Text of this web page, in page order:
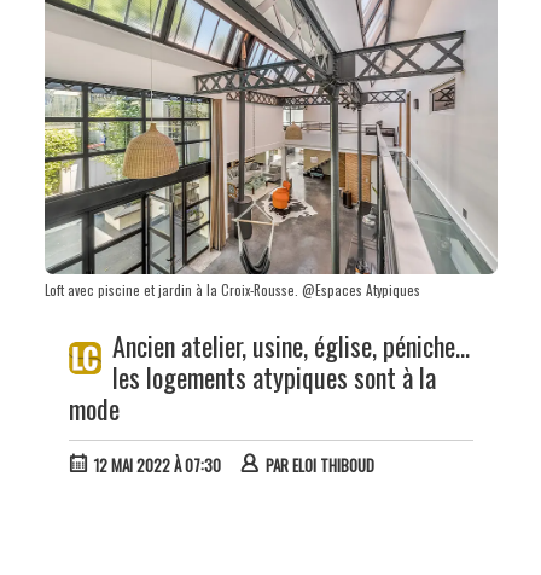
Loft avec piscine et jardin à la Croix-Rousse. @Espaces Atypiques
Ancien atelier, usine, église, péniche…
les logements atypiques sont à la
mode
12 MAI 2022 À 07:30 PARELOI THIBOUD